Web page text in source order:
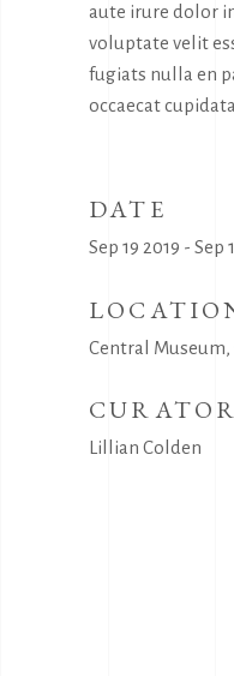
aute irure dolor
voluptate velit
fugiats nulla en
occaecat
DATE
Sep 19 2019 - Sep
Central Museum,
CURATOR
Lillian Colden